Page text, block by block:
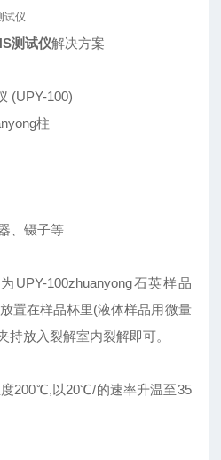
测试仪解决方案
(UPY-100)
柱
、镊子等
UPY-100zhuanyong石英样品
置在样品杯里(液体样品用微量
放入裂解室内裂解即可。
200℃,以20℃/的速率升温至35